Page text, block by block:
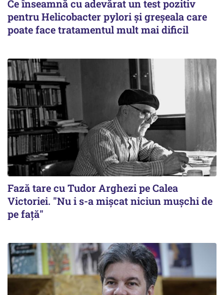
Ce înseamnă cu adevărat un test pozitiv
pentru Helicobacter pylori și greșeala care
poate face tratamentul mult mai dificil
Fază tare cu Tudor Arghezi pe Calea
Victoriei. "Nu i s-a mişcat niciun muşchi de
pe faţă"